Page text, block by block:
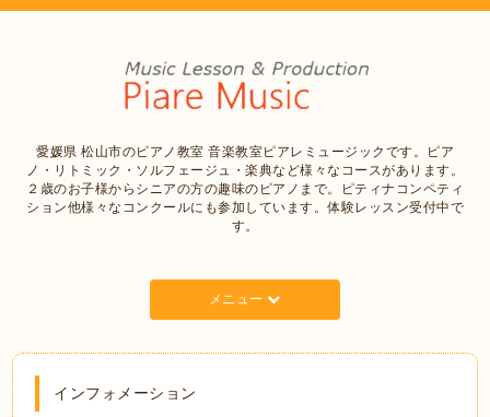
愛媛県 松山市のピアノ教室 音楽教室ピアレミュージックです。ピア
ノ・リトミック・ソルフェージュ・楽典など様々なコースがあります。
２歳のお子様からシニアの方の趣味のピアノまで。ピティナコンペティ
ション他様々なコンクールにも参加しています。体験レッスン受付中で
す。
メニュー
インフォメーション